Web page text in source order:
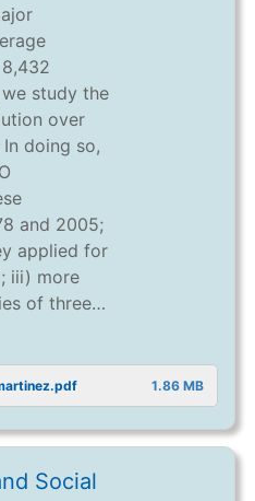
study the
over
doing so,
and 2005;
applied for
iii) more
of three…
1.86 MB
Social